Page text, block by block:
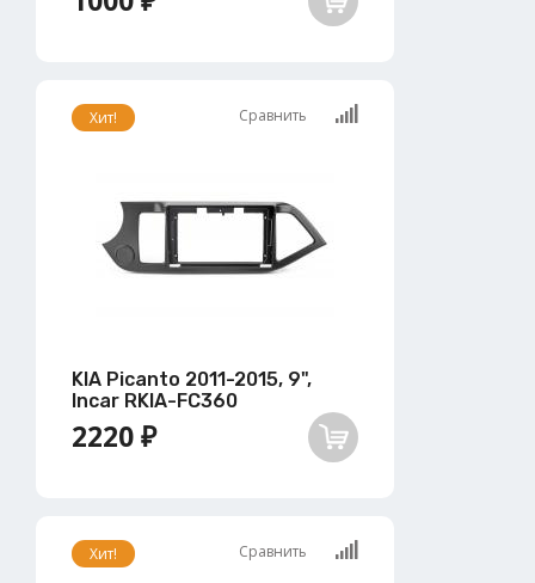
Хит! Сравнить
KIA Picanto 2011-2015, 9",
Incar RKIA-FC360
2220 ₽
Хит! Сравнить